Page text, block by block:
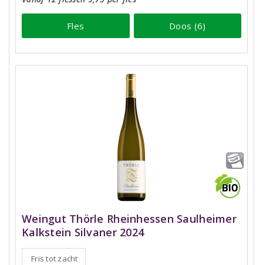
Fles Doos (6)
Weingut Thörle Rheinhessen Saulheimer
Kalkstein Silvaner 2024
Fris tot zacht